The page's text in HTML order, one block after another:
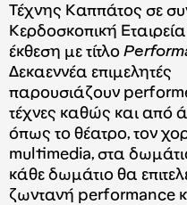
Τέχνης Καππάτος σε
Κερδοσκοπική
έκθεση με τίτλο
Δεκαεννέα επιμελητές
παρουσιάζουν
τέχνες καθώς και από
όπως το θέατρο, τον
multimedia, στα
κάθε δωμάτιο θα
ζωντανή performance